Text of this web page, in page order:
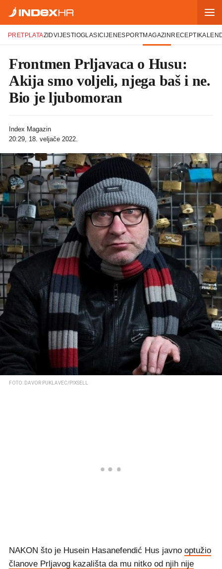
PRETPLATAZIDVIJESTI OGLASICIJENESPORTMAGAZIN RECEPTI
Frontmen Prljavaca o Husu:
Akija smo voljeli, njega baš i ne.
Bio je ljubomoran
Index Magazin
20:29, 18. veljače 2022.
FOTO: DAVOR PUKLAVEC/PIXSELL
NAKON što je Husein Hasanefendić Hus javno optužio
članove Prljavog kazališta da mu nitko od njih nije